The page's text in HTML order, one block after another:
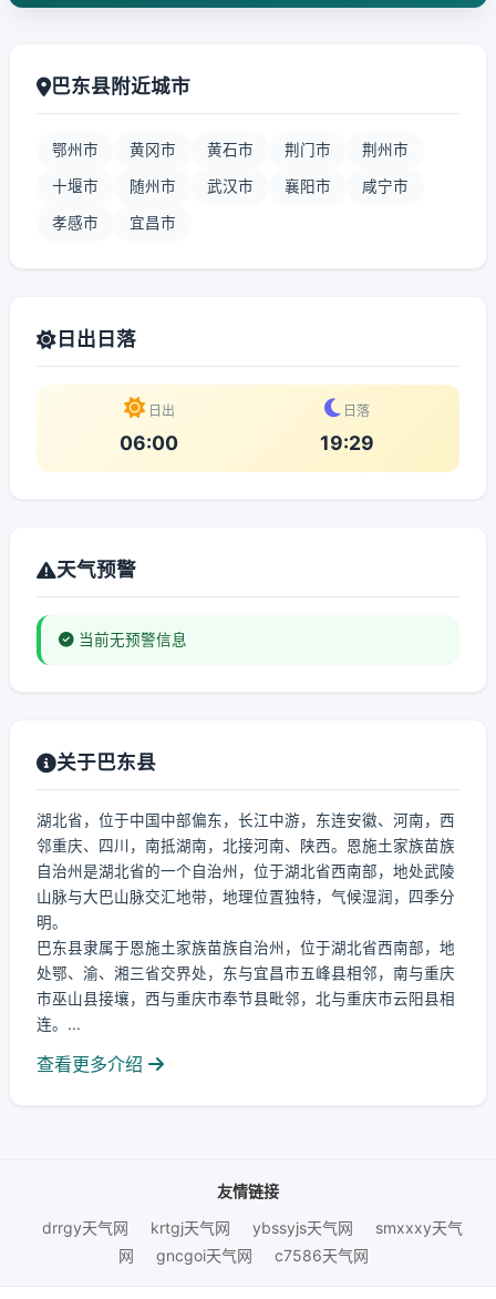
巴东县附近城市
鄂州市 黄冈市 黄石市 荆门市 荆州市
十堰市 随州市 武汉市 襄阳市 咸宁市
孝感市 宜昌市
日出日落
日出
06:00
日落
19:29
天气预警
当前无预警信息
关于巴东县
湖北省，位于中国中部偏东，长江中游，东连安徽、河南，西
邻重庆、四川，南抵湖南，北接河南、陕西。恩施土家族苗族
自治州是湖北省的一个自治州，位于湖北省西南部，地处武陵
山脉与大巴山脉交汇地带，地理位置独特，气候湿润，四季分
明。
巴东县隶属于恩施土家族苗族自治州，位于湖北省西南部，地
处鄂、渝、湘三省交界处，东与宜昌市五峰县相邻，南与重庆
市巫山县接壤，西与重庆市奉节县毗邻，北与重庆市云阳县相
连。...
查看更多介绍
友情链接
drrgy天气网
krtgj天气网 ybssyjs天气网
smxxxy天气
网
gncgoi天气网 c7586天气网